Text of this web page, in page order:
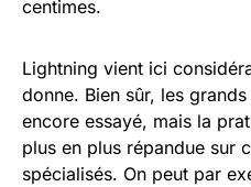
centimes.
Lightning vient ici
donne. Bien sûr, les
encore essayé, mais la
plus en plus répandue sur
spécialisés. On peut par